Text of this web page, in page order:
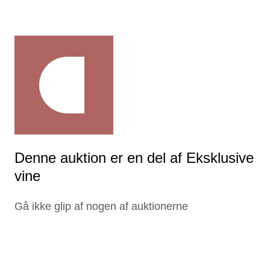
Denne auktion er en del af Eksklusive
vine
Gå ikke glip af nogen af auktionerne